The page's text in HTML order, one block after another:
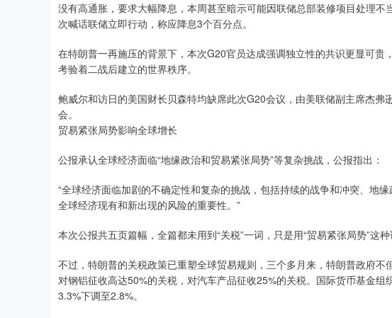
没有高通胀，要求大幅降息，本周甚至暗示可能因联储总部装修项目处理
次喊话联储立即行动，称应降息3个百分点。
在特朗普一再施压的背景下，本次G20官员达成强调独立性的共识更显可贵
考验着二战后建立的世界秩序。
鲍威尔和访日的美国财长贝森特均缺席此次G20会议，由美联储副主席杰
会。
贸易紧张局势影响全球增长
公报承认全球经济面临“地缘政治和贸易紧张局势”等复杂挑战，公报指出：
“全球经济面临加剧的不确定性和复杂的挑战，包括持续的战争和冲突、地
全球经济现有和新出现的风险的重要性。”
本次公报共五页篇幅，全篇都未用到“关税”一词，只是用“贸易紧张局势”这
不过，特朗普的关税政策已重塑全球贸易规则，三个多月来，特朗普政府
对钢铝征收高达50%的关税，对汽车产品征收25%的关税。国际货币基金
3.3%下调至2.8%。